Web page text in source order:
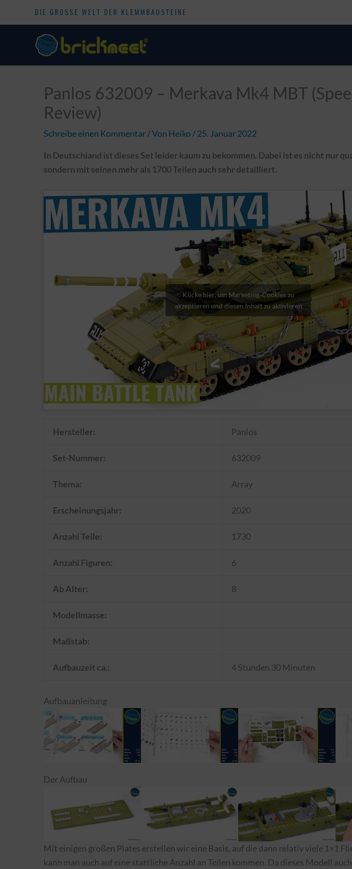
DIE GROSSE WELT DER KLEMMBAUSTEINE
Panlos 632009 – Merkava Mk4 MBT
Review)
Schreibe einen Kommentar/ Von Heiko/25. Januar 2022
In Deutschland ist dieses Set leider kaum zu bekommen. Dabei ist es nicht nur
sondern mit seinen mehr als 1700 Teilen auch sehr detailliert.
Klicke hier, um Marketing-Cookies zu
akzeptieren und diesen Inhalt zu aktivieren
Hersteller: Panlos
Set-Nummer: 632009
Thema: Array
Erscheinungsjahr: 2020
Anzahl Teile: 1730
Anzahl Figuren: 6
Ab Alter: 8
Modellmasse:
Maßstab:
Aufbauzeit ca.: 4 Stunden 30 Minuten
Aufbauanleitung
Der Aufbau
Mit einigen großen Plates erstellen wir eine Basis, auf die dann relativ viele 1×1
kann man auch auf eine stattliche Anzahl an Teilen kommen. Da dieses Modell